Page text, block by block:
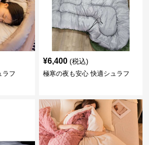
ラフ
¥6,400 (税込)
極寒の夜も安心 快適シュラフ